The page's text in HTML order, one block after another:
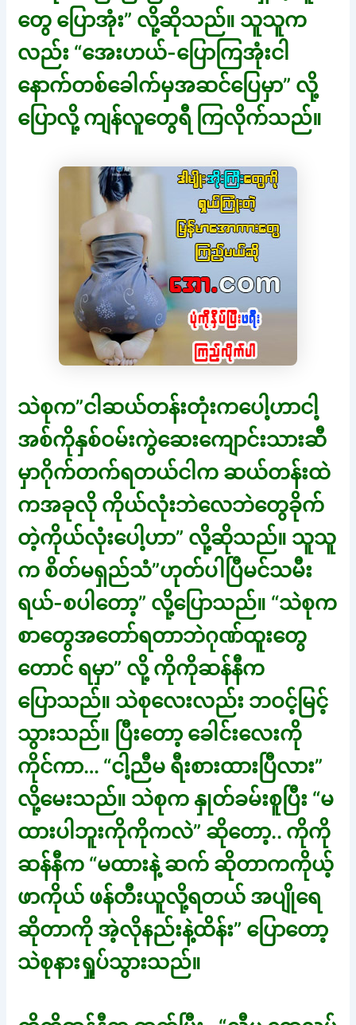
တွေ ပြောအုံး” လို့ဆိုသည်။ သူသူက
လည်း “အေးဟယ်-ပြောကြအုံးငါ
နောက်တစ်ခေါက်မှအဆင်ပြေမှာ” လို့
ပြောလို့ ကျန်လူတွေရီ ကြလိုက်သည်။
သဲစုက”ငါဆယ်တန်းတုံးကပေါ့ဟာငါ့
အစ်ကိုနှစ်ဝမ်းကွဲဆေးကျောင်းသားဆီ
မှာဂိုက်တက်ရတယ်ငါက ဆယ်တန်းထဲ
ကအခုလို ကိုယ်လုံးဘဲလေဘဲတွေခိုက်
တဲ့ကိုယ်လုံးပေါ့ဟာ” လို့ဆိုသည်။ သူသူ
က စိတ်မရှည်သံ”ဟုတ်ပါပြီမင်သမီး
ရယ်-စပါတော့” လို့ပြောသည်။ “သဲစုက
စာတွေအတော်ရတာဘဲဂုဏ်ထူးတွေ
တောင် ရမှာ” လို့ ကိုကိုဆန်နီက
ပြောသည်။ သဲစုလေးလည်း ဘဝင့်မြင့်
သွားသည်။ ပြီးတော့ ခေါင်းလေးကို
ကိုင်ကာ… “ငါ့ညီမ ရီးစားထားပြီလား”
လို့မေးသည်။ သဲစုက နှုတ်ခမ်းစူပြီး “မ
ထားပါဘူးကိုကိုကလဲ” ဆိုတော့.. ကိုကို
ဆန်နီက “မထားနဲ့ ဆက် ဆိုတာကကိုယ့်
ဖာကိုယ် ဖန်တီးယူလို့ရတယ် အပျိုရေ
ဆိုတာကို အဲ့လိုနည်းနဲ့ထိန်း” ပြောတော့
သဲစုနားရှုပ်သွားသည်။